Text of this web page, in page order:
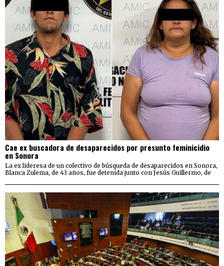
Cae ex buscadora de desaparecidos por presunto feminicidio
en Sonora
La ex lideresa de un colectivo de búsqueda de desaparecidos en Sonora,
Blanca Zulema, de 43 años, fue detenida junto con Jesús Guillermo, de